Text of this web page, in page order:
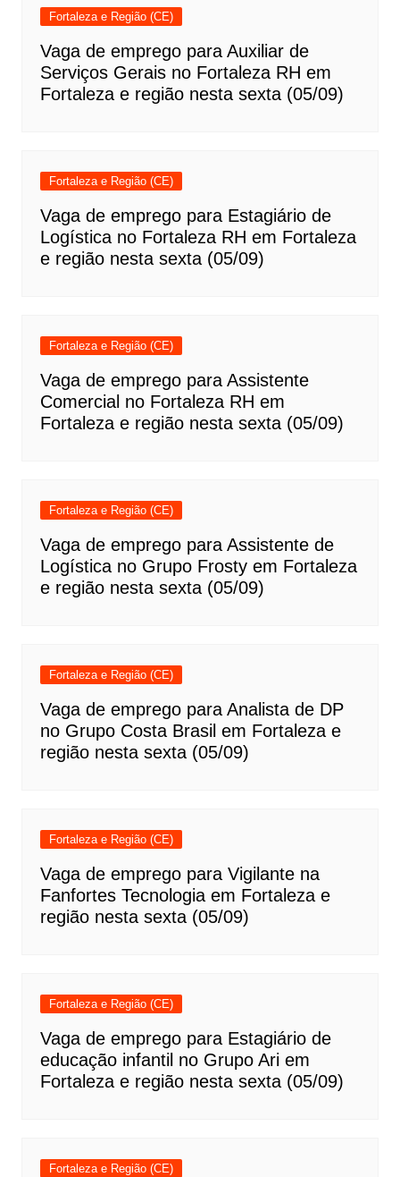
Fortaleza e Região (CE)
Vaga de emprego para Auxiliar de
Serviços Gerais no Fortaleza RH em
Fortaleza e região nesta sexta (05/09)
Fortaleza e Região (CE)
Vaga de emprego para Estagiário de
Logística no Fortaleza RH em Fortaleza
e região nesta sexta (05/09)
Fortaleza e Região (CE)
Vaga de emprego para Assistente
Comercial no Fortaleza RH em
Fortaleza e região nesta sexta (05/09)
Fortaleza e Região (CE)
Vaga de emprego para Assistente de
Logística no Grupo Frosty em Fortaleza
e região nesta sexta (05/09)
Fortaleza e Região (CE)
Vaga de emprego para Analista de DP
no Grupo Costa Brasil em Fortaleza e
região nesta sexta (05/09)
Fortaleza e Região (CE)
Vaga de emprego para Vigilante na
Fanfortes Tecnologia em Fortaleza e
região nesta sexta (05/09)
Fortaleza e Região (CE)
Vaga de emprego para Estagiário de
educação infantil no Grupo Ari em
Fortaleza e região nesta sexta (05/09)
Fortaleza e Região (CE)